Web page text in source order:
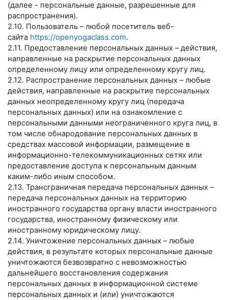
(далее - персональные данные, разрешенные для
распространения).
2.10. Пользователь – любой посетитель веб-
сайта https://openyogaclass.com.
2.11. Предоставление персональных данных – действия,
направленные на раскрытие персональных данных
определенному лицу или определенному кругу лиц.
2.12. Распространение персональных данных – любые
действия, направленные на раскрытие персональных
данных неопределенному кругу лиц (передача
персональных данных) или на ознакомление с
персональными данными неограниченного круга лиц, в
том числе обнародование персональных данных в
средствах массовой информации, размещение в
информационно-телекоммуникационных сетях или
предоставление доступа к персональным данным
каким-либо иным способом.
2.13. Трансграничная передача персональных данных –
передача персональных данных на территорию
иностранного государства органу власти иностранного
государства, иностранному физическому или
иностранному юридическому лицу.
2.14. Уничтожение персональных данных – любые
действия, в результате которых персональные данные
уничтожаются безвозвратно с невозможностью
дальнейшего восстановления содержания
персональных данных в информационной системе
персональных данных и (или) уничтожаются